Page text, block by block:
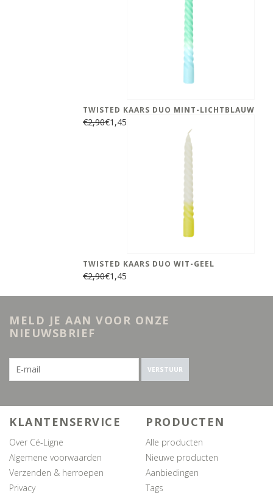
TWISTED KAARS DUO MINT-LICHTBLAUW
€2,90€1,45
TWISTED KAARS DUO WIT-GEEL
€2,90€1,45
MELD JE AAN VOOR ONZE
NIEUWSBRIEF
VERSTUUR
KLANTENSERVICE
Over Cé-Ligne
Algemene voorwaarden
Verzenden & herroepen
Privacy
PRODUCTEN
Alle producten
Nieuwe producten
Aanbiedingen
Tags